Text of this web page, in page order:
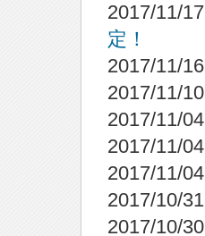
2017/11/17
定！
2017/11/16
2017/11/10
2017/11/04
2017/11/04
2017/11/04
2017/10/31
2017/10/30